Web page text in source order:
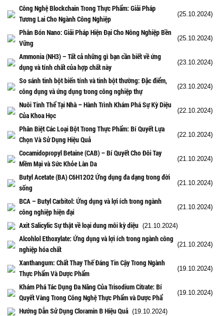
Công Nghệ Blockchain Trong Thực Phẩm: Giải Pháp
Tương Lai Cho Ngành Công Nghiệp
(25.10.2024)
Phân Bón Nano: Giải Pháp Hiện Đại Cho Nông Nghiệp Bền
Vững
(25.10.2024)
Ammonia (NH3) – Tất cả những gì bạn cần biết về ứng
dụng và tính chất của hợp chất này
(23.10.2024)
So sánh tinh bột biến tính và tinh bột thường: Đặc điểm,
công dụng và ứng dụng trong công nghiệp thự
(23.10.2024)
Nuôi Tinh Thể Tại Nhà – Hành Trình Khám Phá Sự Kỳ Diệu
Của Khoa Học
(22.10.2024)
Phân Biệt Các Loại Bột Trong Thực Phẩm: Bí Quyết Lựa
Chọn Và Sử Dụng Hiệu Quả
(22.10.2024)
Cocamidopropyl Betaine (CAB) – Bí Quyết Cho Đôi Tay
Mềm Mại và Sức Khỏe Làn Da
(21.10.2024)
Butyl Acetate (BA) C6H12O2 Ứng dụng đa dạng trong đời
sống
(21.10.2024)
BCA – Butyl Carbitol: Ứng dụng và lợi ích trong ngành
công nghiệp hiện đại
(21.10.2024)
Axit Salicylic Sự thật về loại dung môi kỳ diệu (21.10.2024)
Alcohlol Ethoxylate: Ứng dụng và lợi ích trong ngành công
nghiệp hóa chất
(21.10.2024)
Xanthangum: Chất Thay Thế Đáng Tin Cậy Trong Ngành
Thực Phẩm Và Dược Phẩm
(19.10.2024)
Khám Phá Tác Dụng Đa Năng Của Trisodium Citrate: Bí
Quyết Vàng Trong Công Nghệ Thực Phẩm và Dược Phẩ
(19.10.2024)
Hướng Dẫn Sử Dụng Cloramin B Hiệu Quả (19.10.2024)